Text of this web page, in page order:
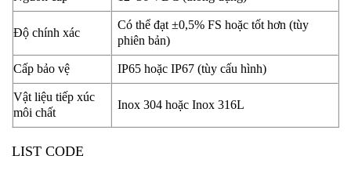
Độ chính xác
Có thể đạt ±0,5% FS hoặc tốt hơn (tùy
phiên bản)
Cấp bảo vệ IP65 hoặc IP67 (tùy cấu hình)
Vật liệu tiếp xúc
môi chất
Inox 304 hoặc Inox 316L
LIST CODE